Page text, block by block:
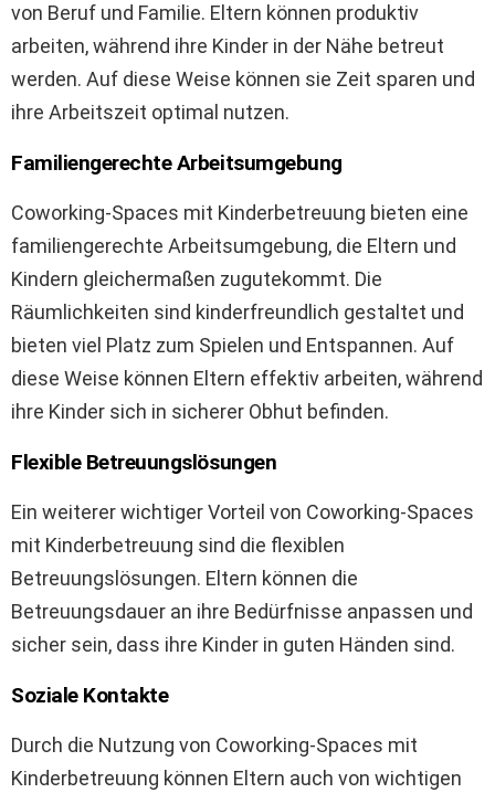
von Beruf und Familie. Eltern können produktiv
arbeiten, während ihre Kinder in der Nähe betreut
werden. Auf diese Weise können sie Zeit sparen und
ihre Arbeitszeit optimal nutzen.
Familiengerechte Arbeitsumgebung
Coworking-Spaces mit Kinderbetreuung bieten eine
familiengerechte Arbeitsumgebung, die Eltern und
Kindern gleichermaßen zugutekommt. Die
Räumlichkeiten sind kinderfreundlich gestaltet und
bieten viel Platz zum Spielen und Entspannen. Auf
diese Weise können Eltern effektiv arbeiten, während
ihre Kinder sich in sicherer Obhut befinden.
Flexible Betreuungslösungen
Ein weiterer wichtiger Vorteil von Coworking-Spaces
mit Kinderbetreuung sind die flexiblen
Betreuungslösungen. Eltern können die
Betreuungsdauer an ihre Bedürfnisse anpassen und
sicher sein, dass ihre Kinder in guten Händen sind.
Soziale Kontakte
Durch die Nutzung von Coworking-Spaces mit
Kinderbetreuung können Eltern auch von wichtigen